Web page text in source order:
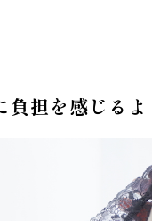
負担を感じる